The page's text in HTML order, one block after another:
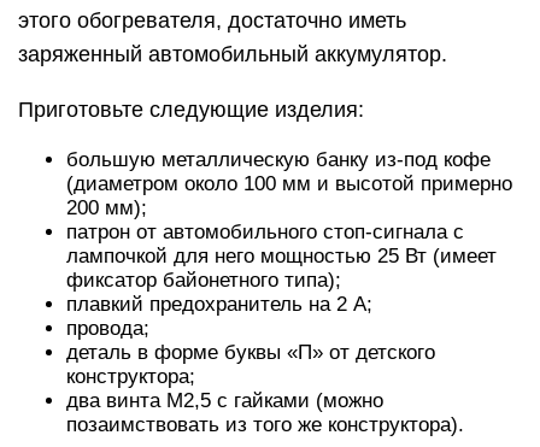
этого обогревателя, достаточно иметь
заряженный автомобильный аккумулятор.
Приготовьте следующие изделия:
большую металлическую банку из-под кофе
(диаметром около 100 мм и высотой примерно
200 мм);
патрон от автомобильного стоп-сигнала с
лампочкой для него мощностью 25 Вт (имеет
фиксатор байонетного типа);
плавкий предохранитель на 2 А;
провода;
деталь в форме буквы «П» от детского
конструктора;
два винта М2,5 с гайками (можно
позаимствовать из того же конструктора).